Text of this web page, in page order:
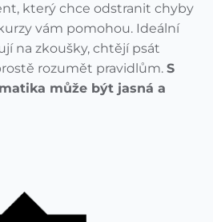
který chce odstranit chyby
vám pomohou. Ideální
na zkoušky, chtějí psát
rozumět pravidlům. S
může být jasná a